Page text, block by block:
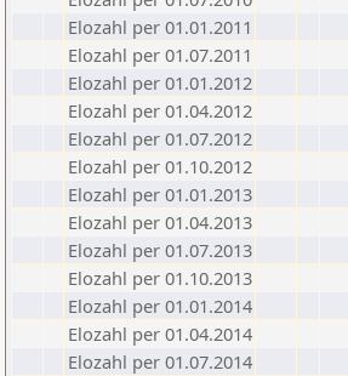
Elozahl per 01.01.2011
Elozahl per 01.07.2011
Elozahl per 01.01.2012
Elozahl per 01.04.2012
Elozahl per 01.07.2012
Elozahl per 01.10.2012
Elozahl per 01.01.2013
Elozahl per 01.04.2013
Elozahl per 01.07.2013
Elozahl per 01.10.2013
Elozahl per 01.01.2014
Elozahl per 01.04.2014
Elozahl per 01.07.2014